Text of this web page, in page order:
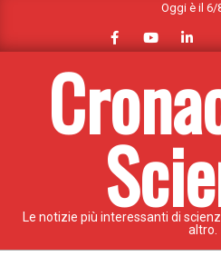
content
Oggi è il 6/
Le notizie più interessanti di
altro.